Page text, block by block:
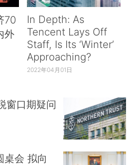
70
外
In Depth: As
Tencent Lays Off
Staff, Is Its ‘Winter’
Approaching?
2022年04月01日
窗口期疑问
桌会 拟向